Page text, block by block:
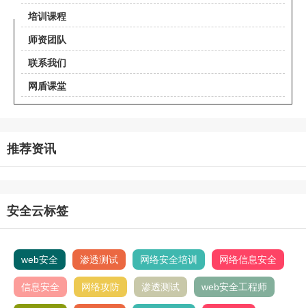
培训课程
师资团队
联系我们
网盾课堂
推荐资讯
安全云标签
web安全 渗透测试 网络安全培训 网络信息安全
信息安全 网络攻防 渗透测试 web安全工程师